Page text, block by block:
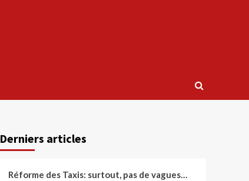
Derniers articles
Réforme des Taxis: surtout, pas de vagues…